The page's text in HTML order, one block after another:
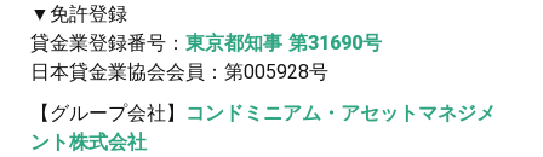
▼免許登録
貸金業登録番号： 東京都知事 第31690号
日本貸金業協会会員：第005928号
【グループ会社】
コンドミニアム・アセットマネジメ
ント株式会社